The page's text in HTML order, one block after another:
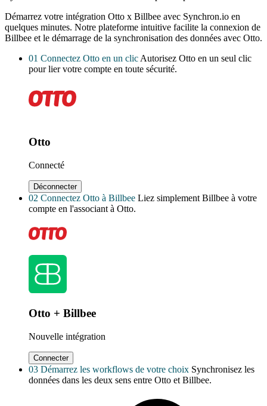
Démarrez votre intégration Otto x Billbee avec Synchron.io en
quelques minutes. Notre plateforme intuitive facilite la connexion de
Billbee et le démarrage de la synchronisation des données avec Otto.
01 Connectez Otto en un clic Autorisez Otto en un seul clic
pour lier votre compte en toute sécurité.
Otto
Connecté
Déconnecter
02 Connectez Otto à Billbee Liez simplement Billbee à votre
compte en l'associant à Otto.
Otto + Billbee
Nouvelle intégration
Connecter
03 Démarrez les workflows de votre choix Synchronisez les
données dans les deux sens entre Otto et Billbee.